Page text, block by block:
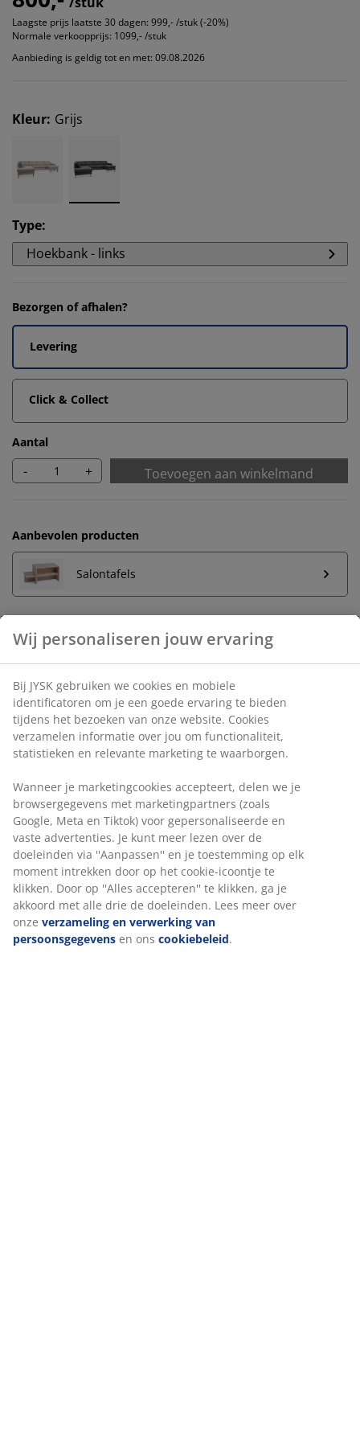
Laagste prijs laatste 30 dagen: 999,- /stuk (-20%)
Normale verkoopprijs: 1099,- /stuk
Aanbieding is geldig tot en met: 09.08.2026
Kleur: Grijs
Type:
Hoekbank - links
Bezorgen of afhalen?
Levering
Click & Collect
Aantal
- + Toevoegen aan winkelmand
Aanbevolen producten
Salontafels
Prijsgarantie
30 dagen prijsgarantie op alle artikelen
Flexibele bezorgopties
Snelle en gemakkelijke bezorgopties naar keuze
6-zitsbank van stof. Zit- en rugkussens van schuim.
Poten van massief eiken. Kan niet worden gespiegeld.
B300 x H78 x D90/137/201 cm
Artikelnummer: 3690478
Montage-instructies
Wij personaliseren jouw ervaring
Bij JYSK gebruiken we cookies en mobiele
identificatoren om je een goede ervaring te bieden
tijdens het bezoeken van onze website. Cookies
verzamelen informatie over jou om functionaliteit,
statistieken en relevante marketing te waarborgen.
Wanneer je marketingcookies accepteert, delen we je
browsergegevens met marketingpartners (zoals
Google, Meta en Tiktok) voor gepersonaliseerde en
vaste advertenties. Je kunt meer lezen over de
doeleinden via ''Aanpassen'' en je toestemming op elk
moment intrekken door op het cookie-icoontje te
klikken. Door op ''Alles accepteren'' te klikken, ga je
akkoord met alle drie de doeleinden. Lees meer over
onze verzameling en verwerking van
persoonsgegevens en ons cookiebeleid.